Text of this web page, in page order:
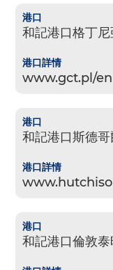
和記港口格丁尼
www.gct.pl/en
和記港口斯德
和記港口倫敦